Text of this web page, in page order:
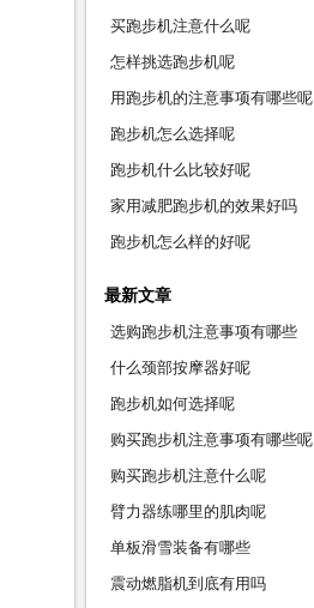
买跑步机注意什么呢
怎样挑选跑步机呢
用跑步机的注意事项有哪些呢
跑步机怎么选择呢
跑步机什么比较好呢
家用减肥跑步机的效果好吗
跑步机怎么样的好呢
最新文章
选购跑步机注意事项有哪些
什么颈部按摩器好呢
跑步机如何选择呢
购买跑步机注意事项有哪些呢
购买跑步机注意什么呢
臂力器练哪里的肌肉呢
单板滑雪装备有哪些
震动燃脂机到底有用吗